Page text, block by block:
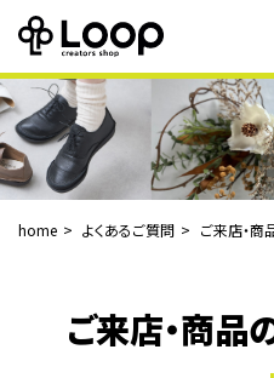
home よくあるご質問 ご来店・商
ご来店・商品